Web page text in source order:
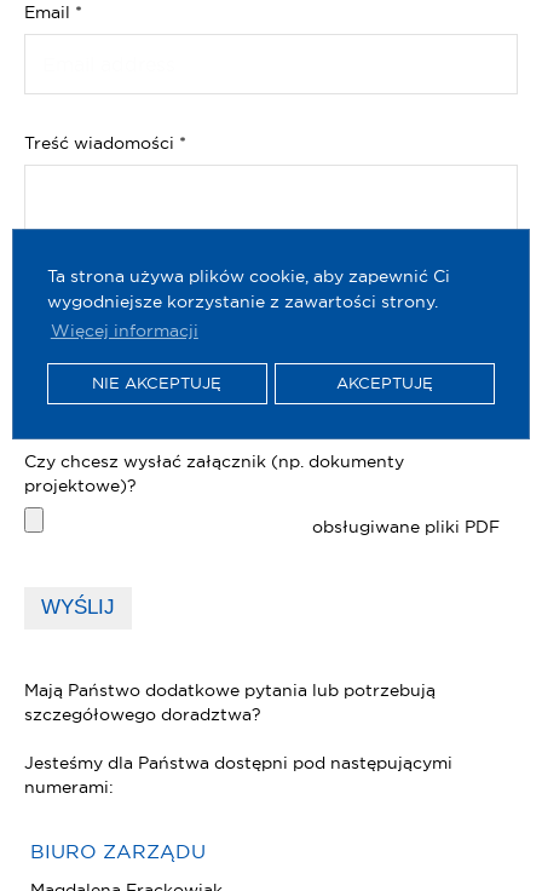
Ta strona używa plików cookie, aby zapewnić Ci
wygodniejsze korzystanie z zawartości strony.
Więcej informacji
NIE AKCEPTUJĘ AKCEPTUJĘ
Email *
Treść wiadomości *
Czy chcesz wysłać załącznik (np. dokumenty
projektowe)?
obsługiwane pliki PDF
WYŚLIJ
Mają Państwo dodatkowe pytania lub potrzebują
szczegółowego doradztwa?
Jesteśmy dla Państwa dostępni pod następującymi
numerami:
BIURO ZARZĄDU